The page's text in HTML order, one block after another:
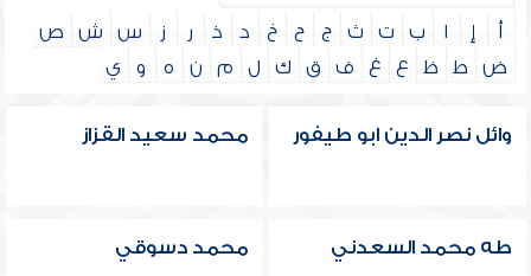
أ إ ا ب ت ث ج ح خ د ذ ر ز س ش
ص
ض
ط ظ ع غ ف ق ك ل م ن ه و ي
وائل نصر الدين ابو طيفور محمد سعيد القزاز
طه محمد السعدني محمد دسوقي